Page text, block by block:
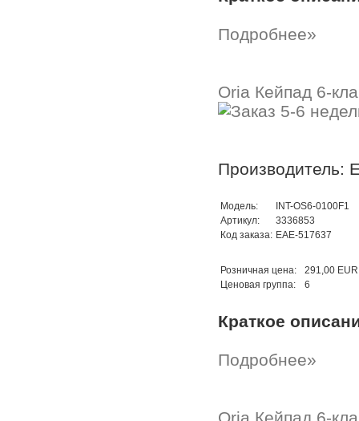
Подробнее»
Oria Кейпад 6-
Производитель:
Модель:
INT-OS6-0100F1
Артикул:
3336853
Код заказа: EAE-517637
Розничная цена:
291,00 EUR
Ценовая группа:
6
Краткое
Подробнее»